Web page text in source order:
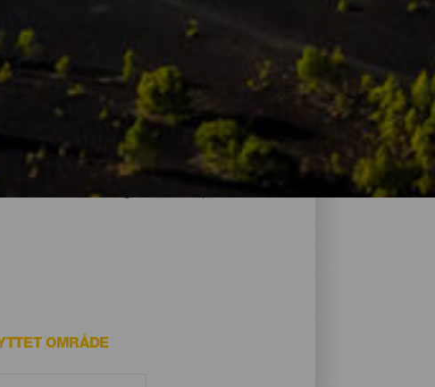
UNESCO betragter La Palma som et
fauna. Blandt de naturområder, der kan
for både turister og forskere. Oplev de
OMRÅDE